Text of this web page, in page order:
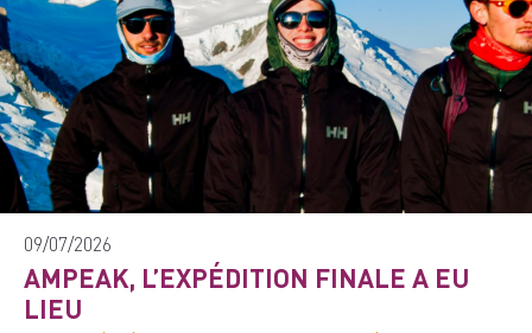
09/07/2026
AMPEAK, L’EXPÉDITION FINALE A EU
LIEU